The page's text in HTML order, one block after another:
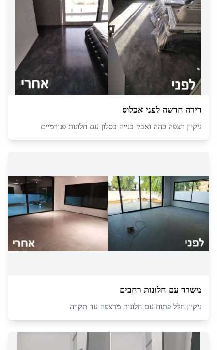
דירה חדשה לפני אכלוס
ניקיון רצפה כהה ואבק בנייה בסלון עם חלונות פנורמיים
משרד עם חלונות רחבים
ניקיון חלל פתוח עם חלונות מרצפה עד תקרה